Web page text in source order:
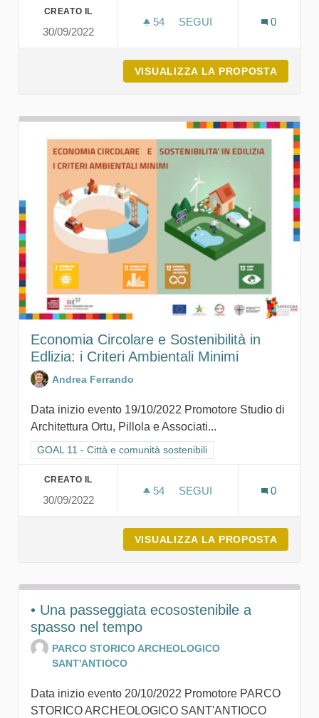
CREATO IL
30/09/2022
54 54 SOSTENITORI
SEGUI
0
VISUALIZZA LA PROPOSTA
Economia Circolare e Sostenibilità in
Edlizia: i Criteri Ambientali Minimi
Andrea Ferrando
Data inizio evento 19/10/2022 Promotore Studio di
Architettura Ortu, Pillola e Associati...
Filtra i risultati per categoria: GOAL 11 - Città e comunità
GOAL 11 - Città e comunità sostenibili
CREATO IL
30/09/2022
54 54 SOSTENITORI
SEGUI
0
VISUALIZZA LA PROPOSTA
• Una passeggiata ecosostenibile a
spasso nel tempo
PARCO STORICO ARCHEOLOGICO
SANT'ANTIOCO
Data inizio evento 20/10/2022 Promotore PARCO
STORICO ARCHEOLOGICO SANT'ANTIOCO